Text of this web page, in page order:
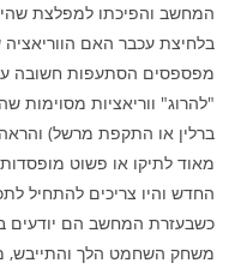
המחשב והפיכתו למפלצת
בלחיצת עכבר האם
מפספסים הסתעפות חשובה
"להרוג" ווריאציות מסוימות
ברלין או התקפת מרשל)
מאוד לתיקו או פשוט
כשבעזרת המחשב הם
משחק השחמט הלך והתייבש,